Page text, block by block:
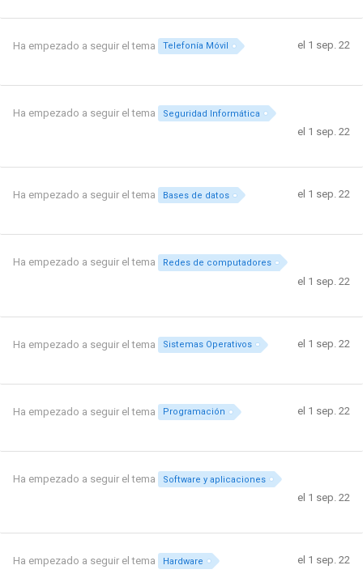
Ha empezado a seguir el tema Telefonía Móvil el 1 sep. 22
Ha empezado a seguir el tema Seguridad Informática
el 1 sep. 22
Ha empezado a seguir el tema Bases de datos el 1 sep. 22
Ha empezado a seguir el tema Redes de computadores
el 1 sep. 22
Ha empezado a seguir el tema Sistemas Operativos el 1 sep. 22
Ha empezado a seguir el tema Programación el 1 sep. 22
Ha empezado a seguir el tema Software y aplicaciones
el 1 sep. 22
Ha empezado a seguir el tema Hardware el 1 sep. 22